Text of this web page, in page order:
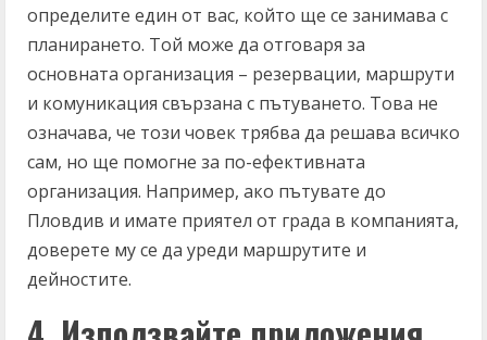
определите един от вас, който ще се занимава с
планирането. Той може да отговаря за
основната организация – резервации, маршрути
и комуникация свързана с пътуването. Това не
означава, че този човек трябва да решава всичко
сам, но ще помогне за по-ефективната
организация. Например, ако пътувате до
Пловдив и имате приятел от града в компанията,
доверете му се да уреди маршрутите и
дейностите.